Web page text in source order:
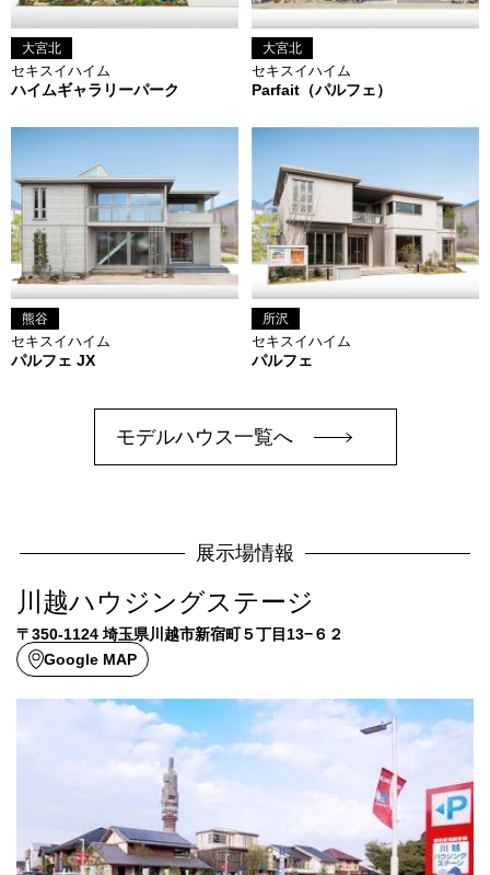
大宮北
セキスイハイム
ハイムギャラリーパーク
大宮北
セキスイハイム
Parfait（パルフェ）
熊谷
セキスイハイム
パルフェ JX
所沢
セキスイハイム
パルフェ
モデルハウス一覧へ
展示場情報
川越ハウジングステージ
〒350-1124 埼玉県川越市新宿町５丁目13−６２
Google MAP